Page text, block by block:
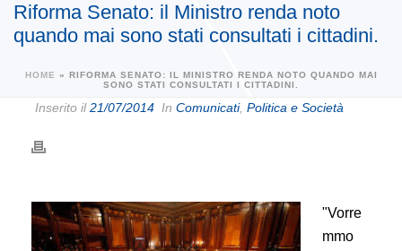
Riforma Senato: il Ministro renda noto
quando mai sono stati consultati i cittadini.
HOME » RIFORMA SENATO: IL MINISTRO RENDA NOTO QUANDO MAI
SONO STATI CONSULTATI I CITTADINI.
Inserito il21/07/2014 In Comunicati, Politica e Società
"Vorre
mmo